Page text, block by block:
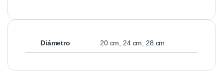
Diámetro 20 cm, 24 cm, 28 cm